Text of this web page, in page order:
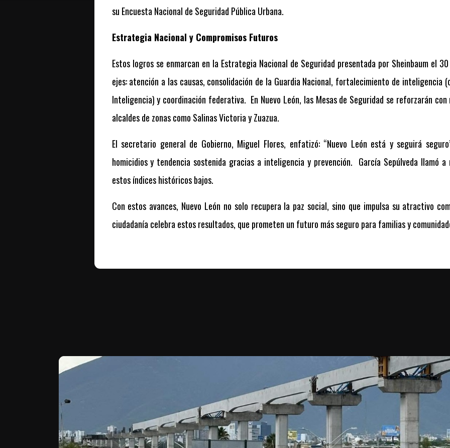
su Encuesta Nacional de Seguridad Pública Urbana.
Estrategia Nacional y Compromisos Futuros
Estos logros se enmarcan en la Estrategia Nacional de Seguridad presentada por Sheinbaum el
ejes: atención a las causas, consolidación de la Guardia Nacional, fortalecimiento de inteligencia
Inteligencia) y coordinación federativa. En Nuevo León, las Mesas de Seguridad se reforzarán
alcaldes de zonas como Salinas Victoria y Zuazua.
El secretario general de Gobierno, Miguel Flores, enfatizó: “Nuevo León está y seguirá
homicidios y tendencia sostenida gracias a inteligencia y prevención. García Sepúlveda llamó
estos índices históricos bajos.
Con estos avances, Nuevo León no solo recupera la paz social, sino que impulsa su atractivo
ciudadanía celebra estos resultados, que prometen un futuro más seguro para familias y